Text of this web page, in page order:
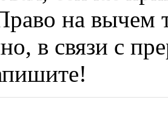
на вычем
в связи с